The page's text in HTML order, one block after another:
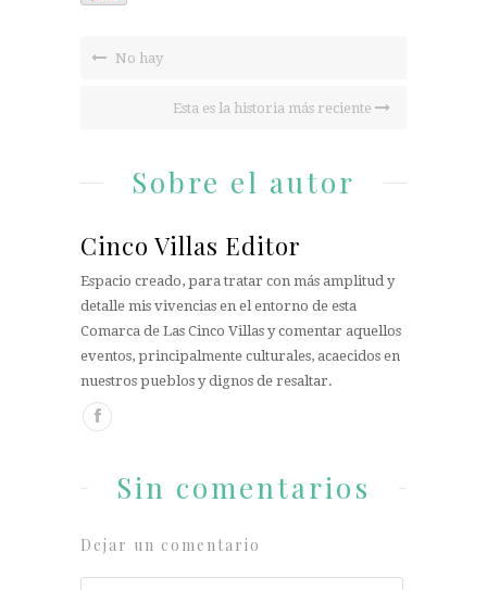
No hay
Esta es la historia más reciente
Sobre el autor
Cinco Villas Editor
Espacio creado, para tratar con más amplitud y
detalle mis vivencias en el entorno de esta
Comarca de Las Cinco Villas y comentar aquellos
eventos, principalmente culturales, acaecidos en
nuestros pueblos y dignos de resaltar.
Sin comentarios
Dejar un comentario